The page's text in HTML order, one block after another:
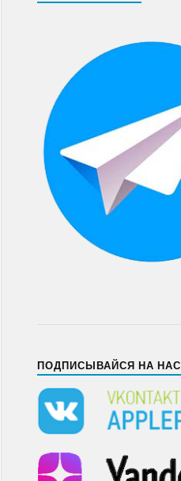
ПОДПИСЫВАЙСЯ НА НАС